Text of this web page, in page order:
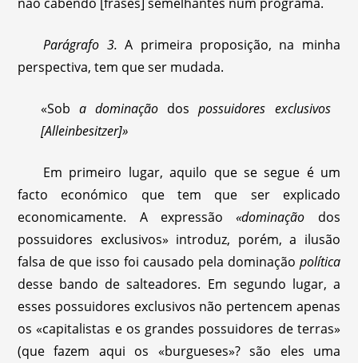
Parágrafo 3. A primeira proposição, na minha
perspectiva, tem que ser mudada.
«Soba dominação dospossuidores exclusivos
[Alleinbesitzer]»
Em primeiro lugar, aquilo que se segue é um
facto económico que tem que ser explicado
economicamente. A expressão«dominação dos
possuidores exclusivos» introduz, porém, a ilusão
falsa de que isso foi causado pela dominação política
desse bando de salteadores. Em segundo lugar, a
esses possuidores exclusivos não pertencem apenas
os «capitalistas e os grandes possuidores de terras»
(que fazem aqui os «burgueses»? são eles uma